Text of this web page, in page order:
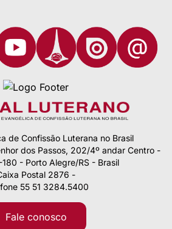
de Confissão Luterana no Brasil
dos Passos, 202/4º andar Centro -
- Porto Alegre/RS - Brasil
Postal 2876 -
55 51 3284.5400
Fale conosco